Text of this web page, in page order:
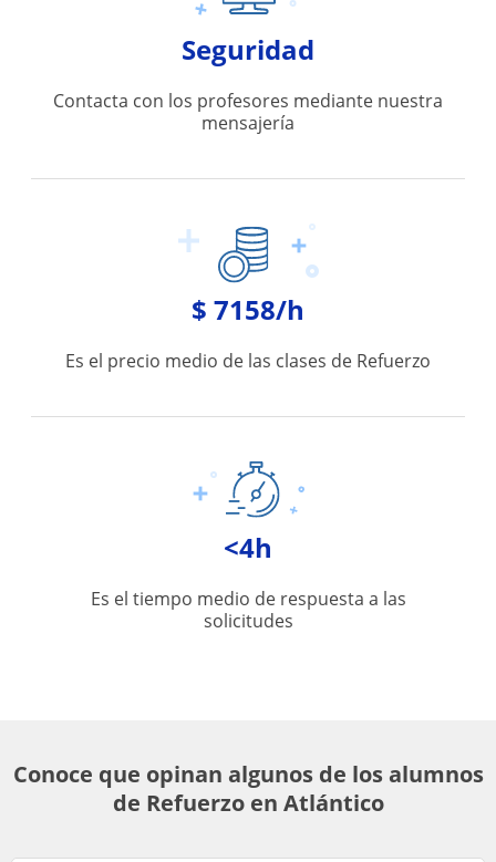
Seguridad
Contacta con los profesores mediante nuestra
mensajería
$ 7158/h
Es el precio medio de las clases de Refuerzo
<4h
Es el tiempo medio de respuesta a las
solicitudes
Conoce que opinan algunos de los alumnos
de Refuerzo en Atlántico